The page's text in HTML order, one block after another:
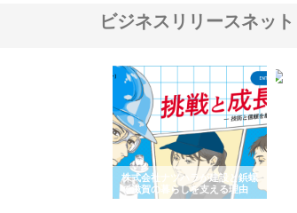
ビジネスリリースネット
株式会社ナツハラが建設と鋲螺
で滋賀の暮らしを支える理由